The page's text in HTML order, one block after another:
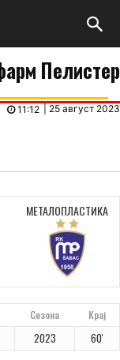
Пелистер
25 август 2023
11:12
МЕТАЛОПЛАСТИКА
Сезона Крај
2023 60'